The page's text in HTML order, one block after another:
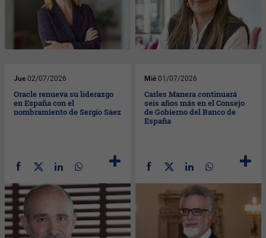
Jue 02/07/2026
Oracle renueva su liderazgo
en España con el
nombramiento de Sergio Sáez
Mié 01/07/2026
Carles Manera continuará
seis años más en el Consejo
de Gobierno del Banco de
España